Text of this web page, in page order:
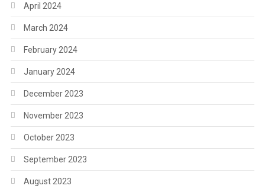
April 2024
March 2024
February 2024
January 2024
December 2023
November 2023
October 2023
September 2023
August 2023